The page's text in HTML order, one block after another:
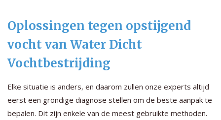
Oplossingen tegen opstijgend
vocht van Water Dicht
Vochtbestrijding
Elke situatie is anders, en daarom zullen onze experts altijd
eerst een grondige diagnose stellen om de beste aanpak te
bepalen. Dit zijn enkele van de meest gebruikte methoden.